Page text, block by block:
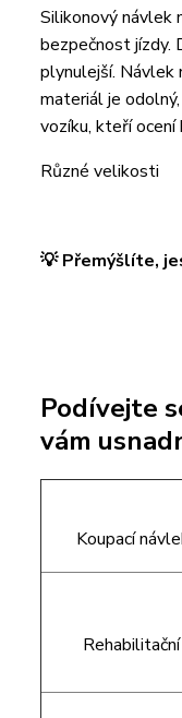
Silikonový návlek
bezpečnost jízdy.
plynulejší. Návlek
materiál je
vozíku, kteří ocení
Různé velikosti
💡 Přemýšlíte,
Podívejte
vám
Koupací